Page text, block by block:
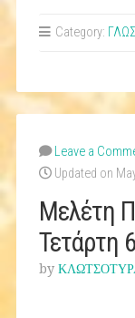
6
Category:
Leave a
Updated on
Μελέτη
Τετάρτη
by